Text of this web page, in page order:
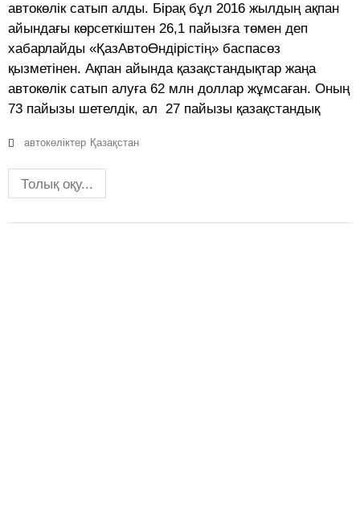
автокөлік сатып алды. Бірақ бұл 2016 жылдың ақпан
айындағы көрсеткіштен 26,1 пайызға төмен деп
хабарлайды «ҚазАвтоӨндірістің» баспасөз
қызметінен. Ақпан айында қазақстандықтар жаңа
автокөлік сатып алуға 62 млн доллар жұмсаған. Оның
73 пайызы шетелдік, ал 27 пайызы қазақстандық
автокөліктер Қазақстан
Толық оқу...